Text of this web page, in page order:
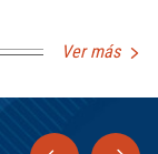
Ver más